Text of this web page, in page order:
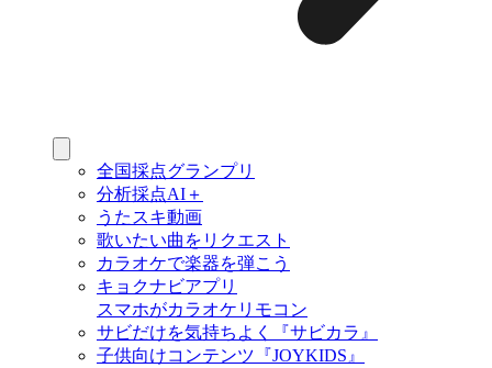
全国採点グランプリ
分析採点AI＋
うたスキ動画
歌いたい曲をリクエスト
カラオケで楽器を弾こう
キョクナビアプリ
スマホがカラオケリモコン
サビだけを気持ちよく『サビカラ』
子供向けコンテンツ『JOYKIDS』